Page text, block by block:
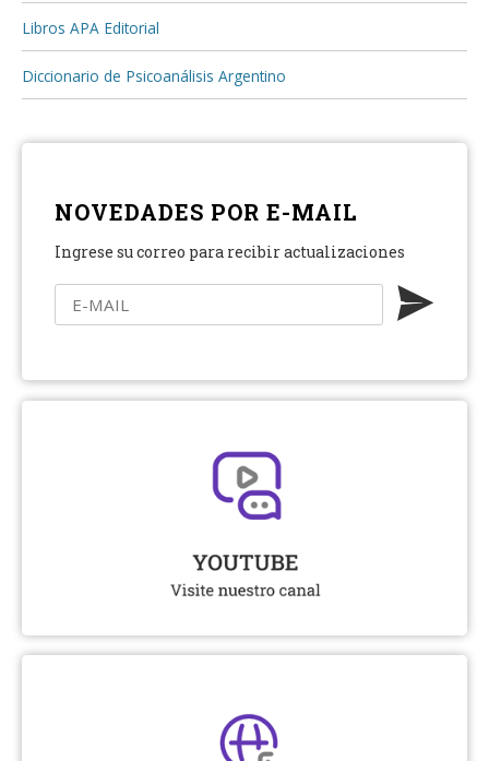
Libros APA Editorial
Diccionario de Psicoanálisis Argentino
NOVEDADES POR E-MAIL
Ingrese su correo para recibir actualizaciones